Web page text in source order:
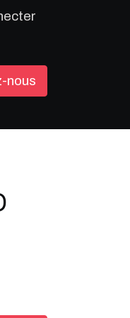
nous